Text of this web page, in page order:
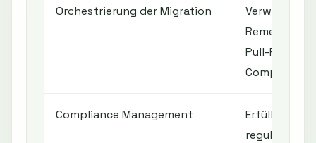
Orchestrierung der Migration
Verwaltung
Pull-
Compliance-
Compliance Management
Erfüllung von